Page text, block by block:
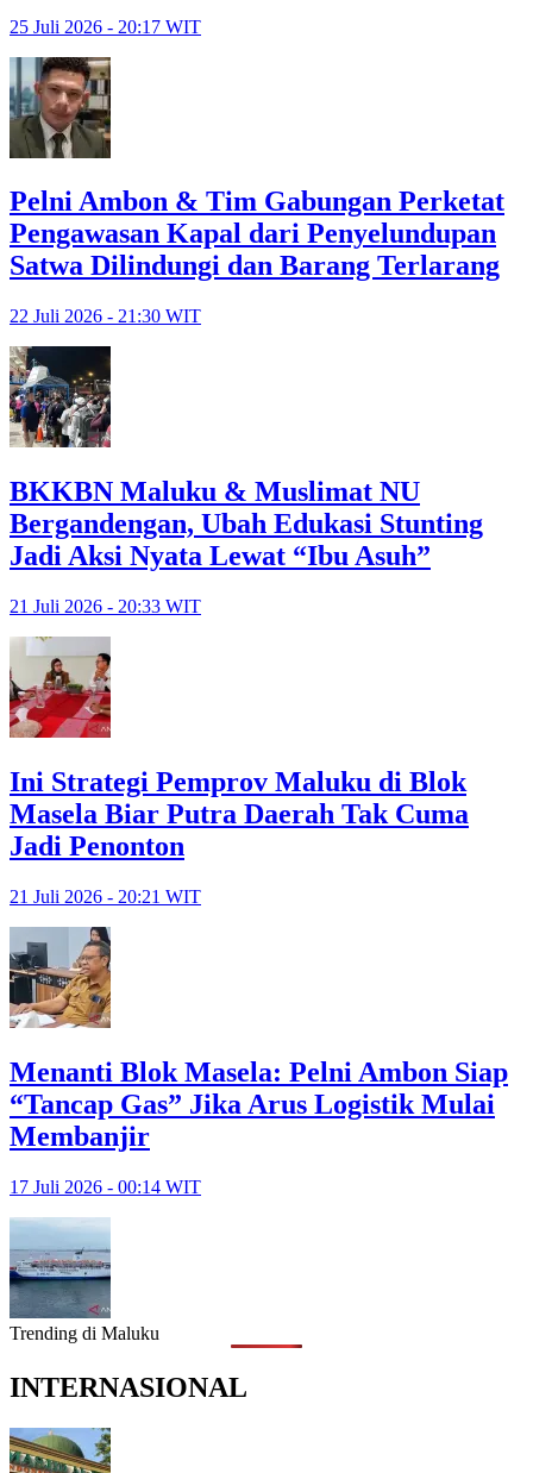
25 Juli 2026 - 20:17 WIT
Pelni Ambon & Tim Gabungan Perketat
Pengawasan Kapal dari Penyelundupan
Satwa Dilindungi dan Barang Terlarang
22 Juli 2026 - 21:30 WIT
BKKBN Maluku & Muslimat NU
Bergandengan, Ubah Edukasi Stunting
Jadi Aksi Nyata Lewat “Ibu Asuh”
21 Juli 2026 - 20:33 WIT
Ini Strategi Pemprov Maluku di Blok
Masela Biar Putra Daerah Tak Cuma
Jadi Penonton
21 Juli 2026 - 20:21 WIT
Menanti Blok Masela: Pelni Ambon Siap
“Tancap Gas” Jika Arus Logistik Mulai
Membanjir
17 Juli 2026 - 00:14 WIT
Trending di Maluku
INTERNASIONAL